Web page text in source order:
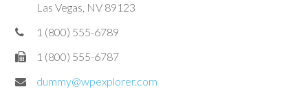
Las Vegas, NV 89123
1 (800) 555-6789
1 (800) 555-6787
dummy@wpexplorer.com